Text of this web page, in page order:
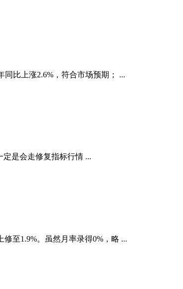
同比上涨2.6%，符合市场预期； ...
是会走修复指标行情 ...
至1.9%。虽然月率录得0%，略 ...